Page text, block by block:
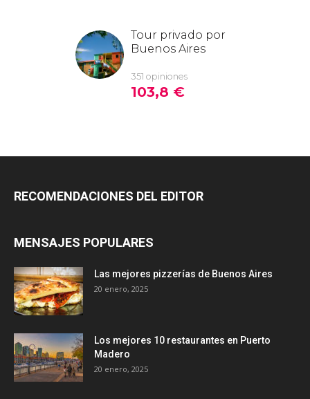
RECOMENDACIONES DEL EDITOR
MENSAJES POPULARES
Las mejores pizzerías de Buenos Aires
20 enero, 2025
Los mejores 10 restaurantes en Puerto
Madero
20 enero, 2025